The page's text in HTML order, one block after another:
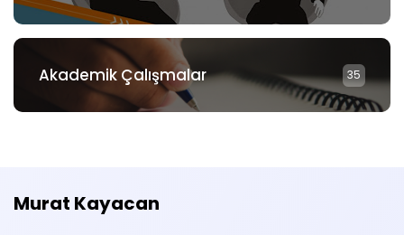
Akademik Çalışmalar 35
Murat Kayacan